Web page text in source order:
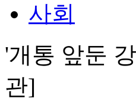
사회
'개통 앞둔
관]